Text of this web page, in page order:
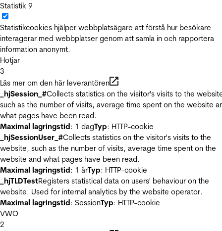
Statistik 9
Statistikcookies hjälper webbplatsägare att förstå hur besökare
interagerar med webbplatser genom att samla in och rapportera
information anonymt.
Hotjar
3
Läs mer om den här leverantören
_hjSession_#Collects statistics on the visitor's visits to the
such as the number of visits, average time spent on the website
what pages have been read.
Maximal lagringstid: 1 dagTyp: HTTP-cookie
_hjSessionUser_#Collects statistics on the visitor's visits to the
website, such as the number of visits, average time spent on the
website and what pages have been read.
Maximal lagringstid: 1 årTyp: HTTP-cookie
_hjTLDTestRegisters statistical data on users' behaviour on the
website. Used for internal analytics by the website operator.
Maximal lagringstid: SessionTyp: HTTP-cookie
VWO
2